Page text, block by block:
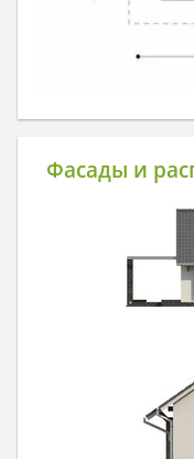
Фасады и